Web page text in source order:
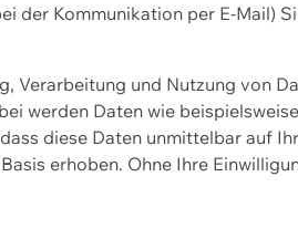
der Kommunikation per E-Mail)
Verarbeitung und Nutzung von
werden Daten wie
diese Daten unmittelbar auf
erhoben. Ohne Ihre